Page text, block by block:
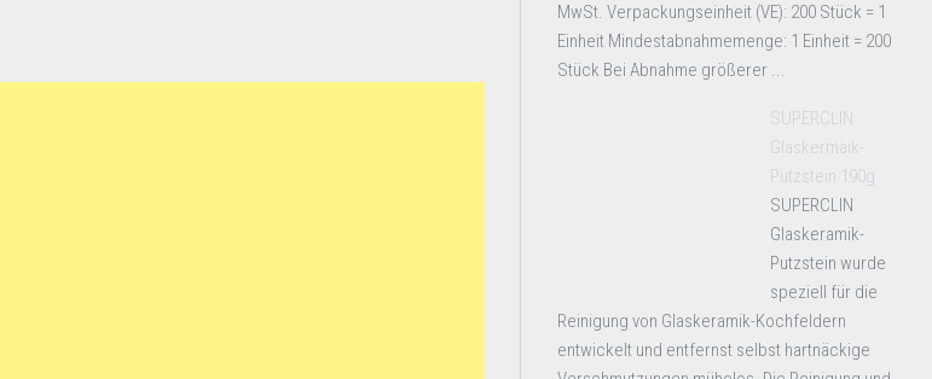
MwSt. Verpackungseinheit (VE): 200 Stück = 1
Einheit Mindestabnahmemenge: 1 Einheit = 200
Stück Bei Abnahme größerer ...
SUPERCLIN
Glaskermaik-
Putzstein 190g
SUPERCLIN
Glaskeramik-
Putzstein wurde
speziell für die
Reinigung von Glaskeramik-Kochfeldern
entwickelt und entfernst selbst hartnäckige